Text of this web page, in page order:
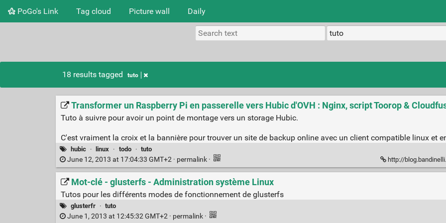
PoGo's Link Tag cloud Picture wall Daily
18 results tagged tuto
Transformer un Raspberry Pi en passerelle vers Hubic d'OVH : Nginx, script Toorop &
Tuto à suivre pour avoir un point de montage vers un storage Hubic.
C'est vraiment la croix et la bannière pour trouver un site de backup online avec un client compatible linux et
hubic · linux · todo · tuto
June 12, 2013 at 17:04:33 GMT+2 · permalink · http://blog.bandinelli.net/index.php?post/
Mot-clé - glusterfs - Administration système Linux
Tutos pour les différents modes de fonctionnement de glusterfs
glusterfr · tuto
June 1, 2013 at 12:45:32 GMT+2 · permalink ·